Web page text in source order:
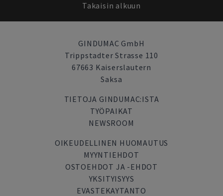
Takaisin alkuun
GINDUMAC GmbH
Trippstadter Strasse 110
67663 Kaiserslautern
Saksa
TIETOJA GINDUMAC:ISTA
TYÖPAIKAT
NEWSROOM
OIKEUDELLINEN HUOMAUTUS
MYYNTIEHDOT
OSTOEHDOT JA -EHDOT
YKSITYISYYS
EVASTEKAYTANTO